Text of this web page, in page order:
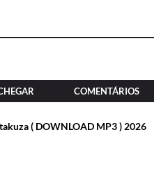
COMENTÁRIOS
( DOWNLOAD MP3 ) 2026